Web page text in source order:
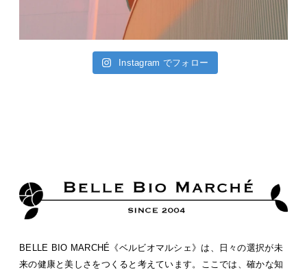
Instagram でフォロー
BELLE BIO MARCHÉ《ベルビオマルシェ》は、日々の選択が未
来の健康と美しさをつくると考えています。ここでは、確かな知